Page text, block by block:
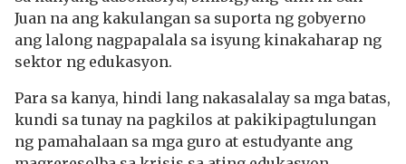
Juan na ang kakulangan sa suporta ng gobyerno
ang lalong nagpapalala sa isyung kinakaharap ng
sektor ng edukasyon.
Para sa kanya, hindi lang nakasalalay sa mga batas,
kundi sa tunay na pagkilos at pakikipagtulungan
ng pamahalaan sa mga guro at estudyante ang